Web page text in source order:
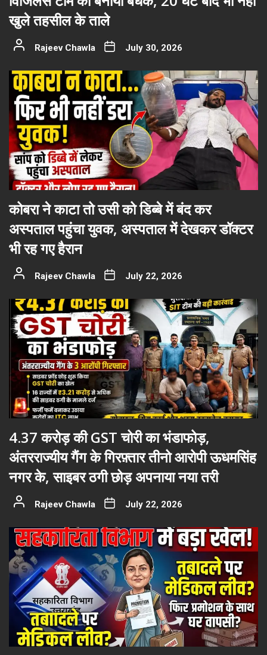
खुले तहसील के ताले
Rajeev Chawla July 30, 2026
कोबरा ने काटा तो उसी को डिब्बे में बंद कर
अस्पताल पहुंचा युवक, अस्पताल में देखकर डॉक्टर
भी रह गए हैरान
Rajeev Chawla July 22, 2026
4.37 करोड़ की GST चोरी का भंडाफोड़,
अंतरराज्यीय गैंग के गिरफ़्तार तीनो आरोपी ऊधमसिंह
नगर के, साइबर ठगी छोड़ अपनाया नया तरी
Rajeev Chawla July 22, 2026